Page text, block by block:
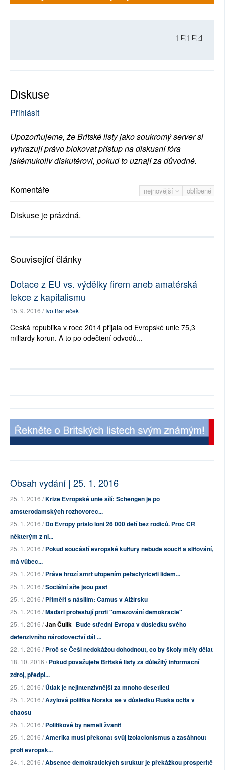
15154
Diskuse
Přihlásit
Upozorňujeme, že Britské listy jako soukromý server si
vyhrazují právo blokovat přístup na diskusní fóra
jakémukoliv diskutérovi, pokud to uznají za důvodné.
nejnovější oblíbené
Komentáře
Diskuse je prázdná.
Související články
Dotace z EU vs. výdělky firem aneb amatérská
lekce z kapitalismu
15. 9. 2016 /Ivo Barteček
Česká republika v roce 2014 přijala od Evropské unie 75,3
miliardy korun. A to po odečtení odvodů...
Obsah vydání | 25. 1. 2016
25. 1. 2016 /Krize Evropské unie sílí: Schengen je po
amsterodamských rozhovorec...
25. 1. 2016 /Do Evropy přišlo loni 26 000 dětí bez rodičů. Proč ČR
některým z ni...
25. 1. 2016 /Pokud součástí evropské kultury nebude soucit a slitování,
má vůbec...
25. 1. 2016 /Právě hrozí smrt utopením pětačtyřiceti lidem...
25. 1. 2016 /Sociální sítě jsou past
25. 1. 2016 /Příměří s násilím: Camus v Alžírsku
25. 1. 2016 /Maďaři protestují proti "omezování demokracie"
25. 1. 2016 /Jan Čulík Bude střední Evropa v důsledku svého
defenzivního národovectví dál ...
22. 1. 2016 /Proč se Češi nedokážou dohodnout, co by školy měly dělat
18. 10. 2016 /Pokud považujete Britské listy za důležitý informační
zdroj, předpl...
25. 1. 2016 /Útlak je nejintenzivnější za mnoho desetiletí
25. 1. 2016 /Azylová politika Norska se v důsledku Ruska octla v
chaosu
25. 1. 2016 /Politikové by neměli žvanit
25. 1. 2016 /Amerika musí překonat svůj izolacionismus a zasáhnout
proti evropsk...
24. 1. 2016 /Absence demokratických struktur je překážkou prosperitě